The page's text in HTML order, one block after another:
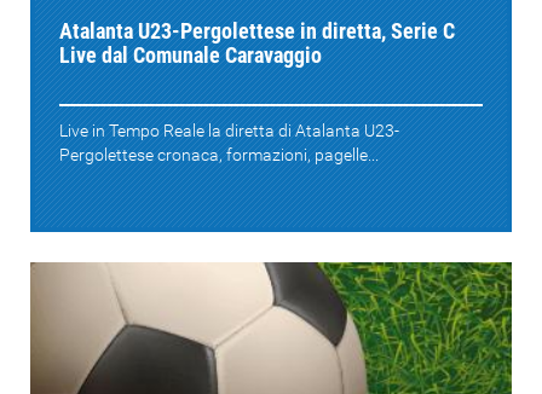
Atalanta U23-Pergolettese in diretta, Serie C
Live dal Comunale Caravaggio
Live in Tempo Reale la diretta di Atalanta U23-
Pergolettese cronaca, formazioni, pagelle...